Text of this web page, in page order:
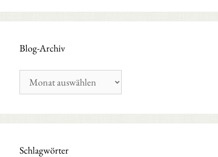
Blog-Archiv
Archiv
Schlagwörter